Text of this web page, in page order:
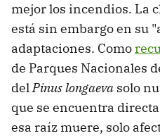
mejor los incendios. La
está sin embargo en su
adaptaciones. Como
de Parques Nacionales
delPinus longaeva solo
que se encuentra
esa raíz muere, solo